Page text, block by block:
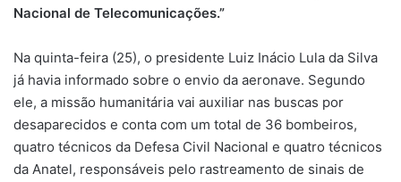
Nacional de Telecomunicações.”
Na quinta-feira (25), o presidente Luiz Inácio Lula da Silva
já havia informado sobre o envio da aeronave. Segundo
ele, a missão humanitária vai auxiliar nas buscas por
desaparecidos e conta com um total de 36 bombeiros,
quatro técnicos da Defesa Civil Nacional e quatro técnicos
da Anatel, responsáveis pelo rastreamento de sinais de